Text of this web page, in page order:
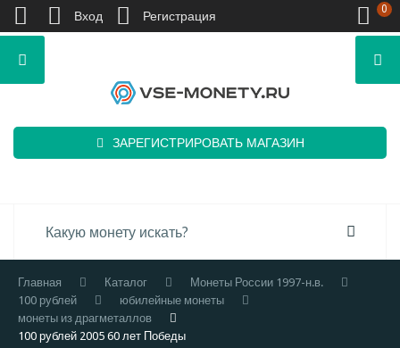
ЗАРЕГИСТРИРОВАТЬ МАГАЗИН
Главная Каталог
Монеты России 1997-н.в.
100 рублей
юбилейные монеты
монеты из драгметаллов
100 рублей 2005 60 лет Победы
Вход Регистрация 0